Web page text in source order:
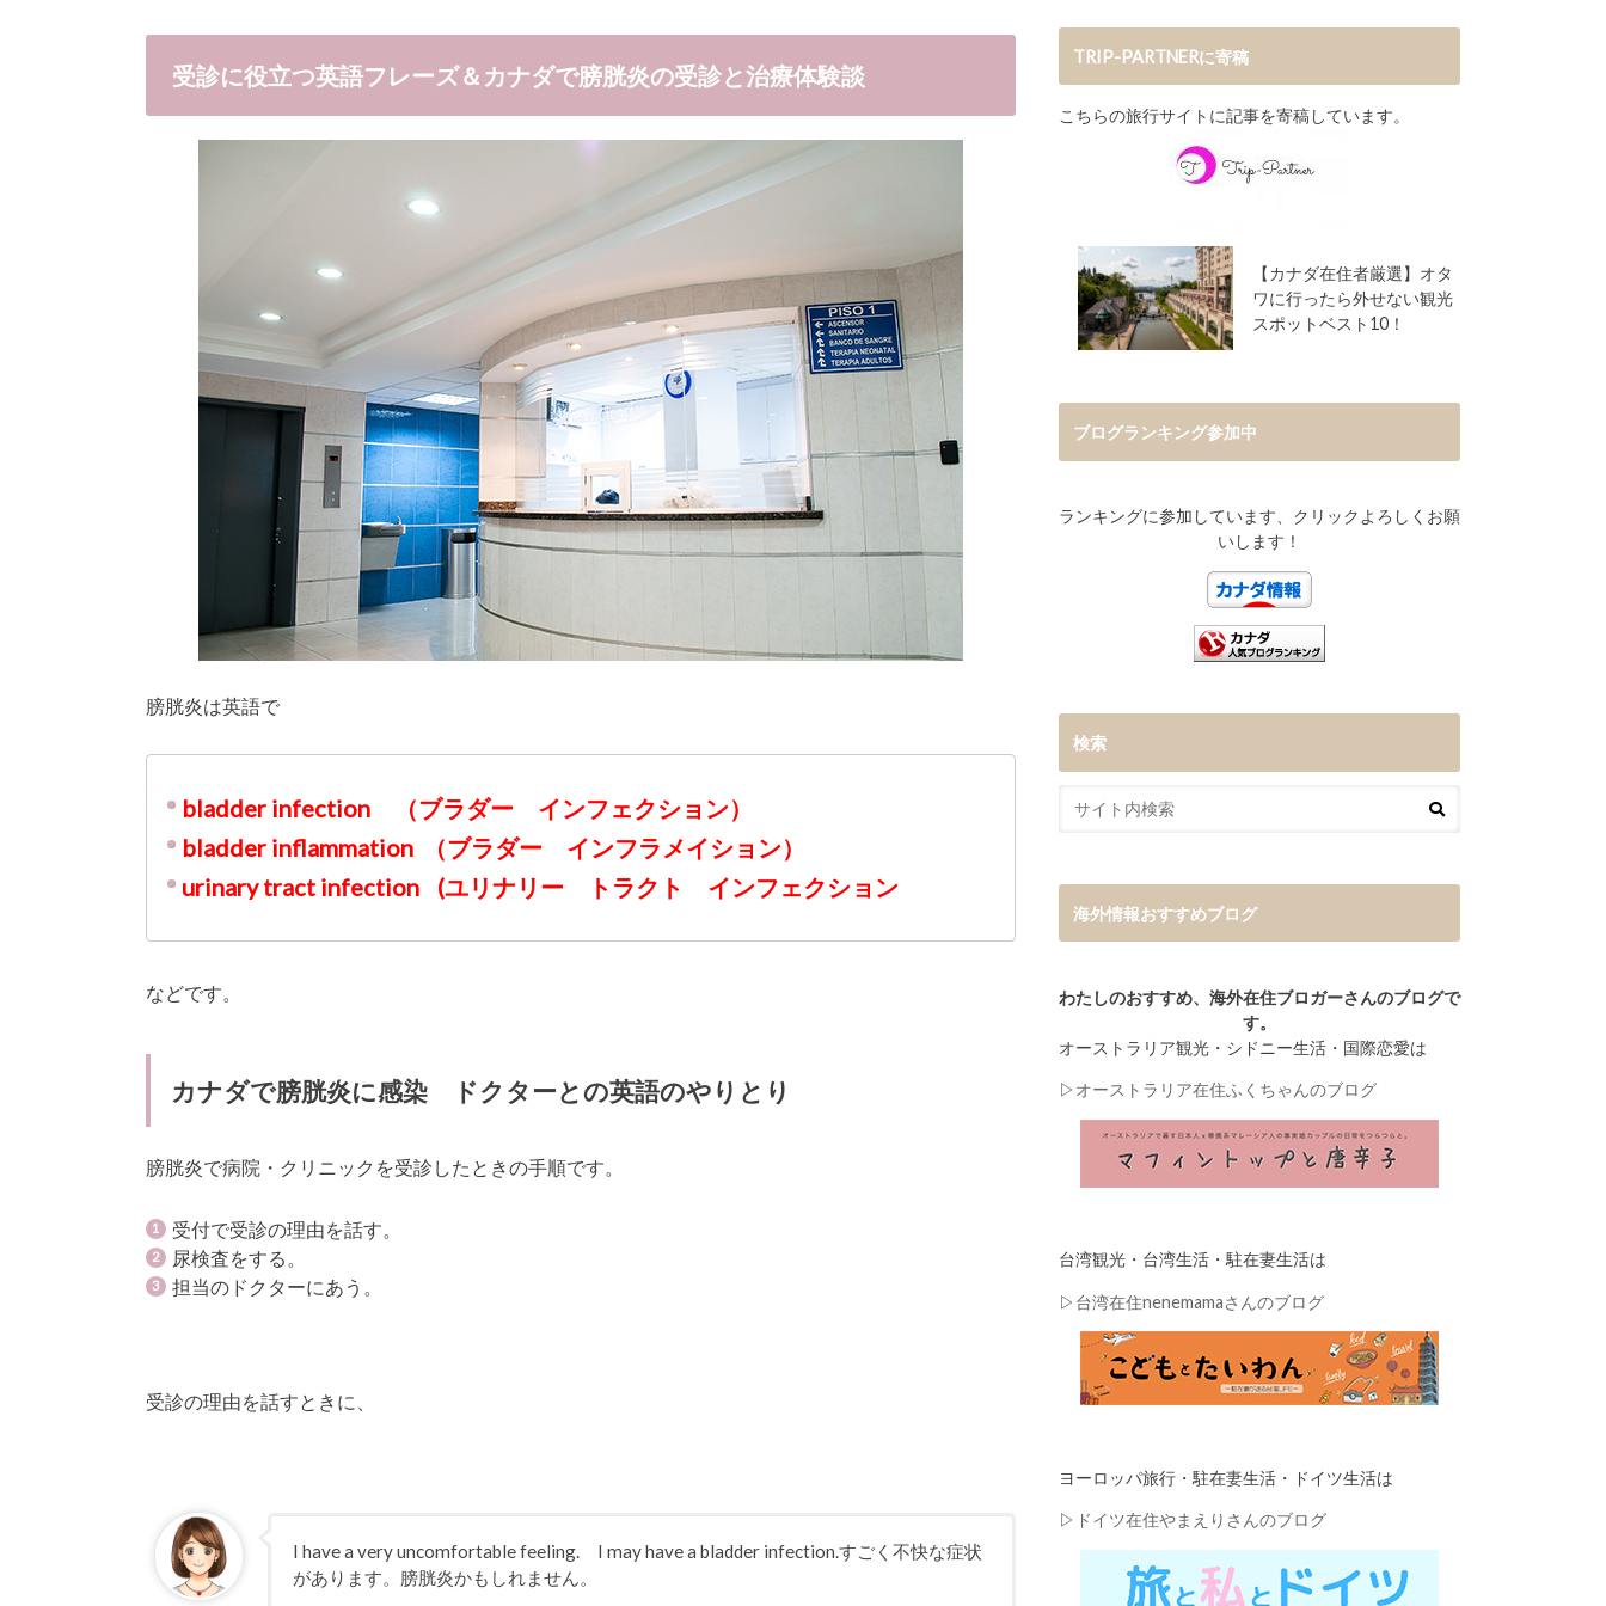
受診に役立つ英語フレーズ＆カナダで膀胱炎の受診と治療体験談
膀胱炎は英語で
bladder infection （ブラダー インフェクション）
bladder inflammation （ブラダー インフラメイション）
urinary tract infection
(ユリナリー トラクト インフェクション
などです。
カナダで膀胱炎に感染 ドクターとの英語のやりとり
膀胱炎で病院・クリニックを受診したときの手順です。
受付で受診の理由を話す。
尿検査をする。
担当のドクターにあう。
受診の理由を話すときに、
I have a very uncomfortable feeling. I may have a bladder infection.すごく不快な症状
があります。膀胱炎かもしれません。
TRIP-PARTNERに寄稿
こちらの旅行サイトに記事を寄稿しています。
【カナダ在住者厳選】オタ
ワに行ったら外せない観光
スポットベスト10！
ブログランキング参加中
ランキングに参加しています、クリックよろしくお願
いします！
検索
海外情報おすすめブログ
わたしのおすすめ、海外在住ブロガーさんのブログで
す。
オーストラリア観光・シドニー生活・国際恋愛は
▷ オーストラリア在住ふくちゃんのブログ
台湾観光・台湾生活・駐在妻生活は
▷ 台湾在住nenemamaさんのブログ
ヨーロッパ旅行・駐在妻生活・ドイツ生活は
▷ ドイツ在住やまえりさんのブログ